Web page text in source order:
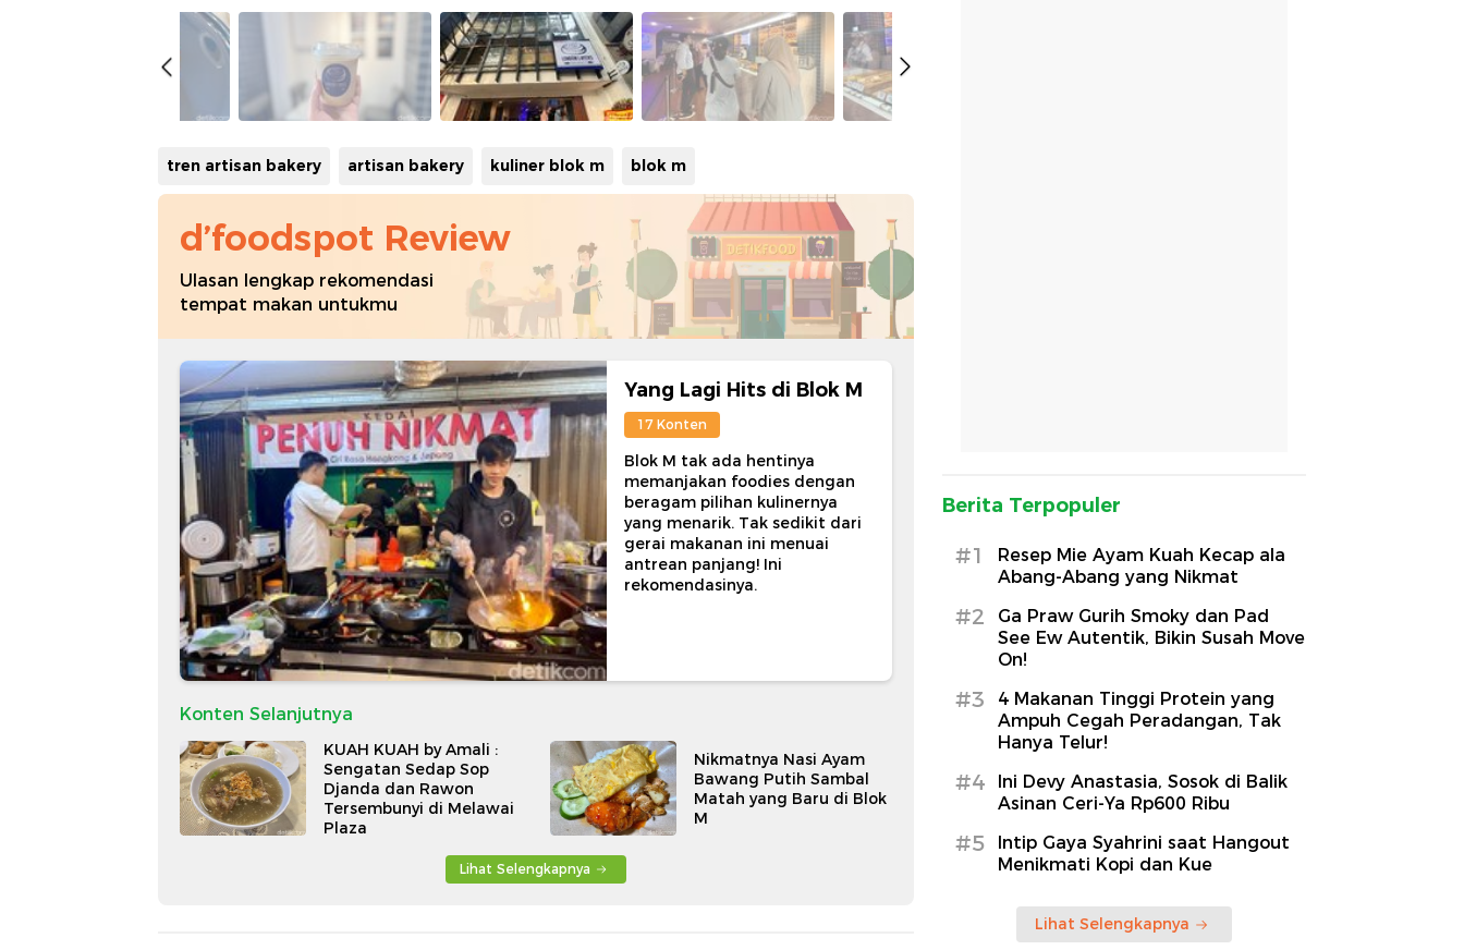
tren artisan bakery artisan bakery kuliner blok m blok m
d’foodspot Review
Ulasan lengkap rekomendasi
tempat makan untukmu
Yang Lagi Hits di Blok M
17 Konten
Blok M tak ada hentinya
memanjakan foodies dengan
beragam pilihan kulinernya
yang menarik. Tak sedikit dari
gerai makanan ini menuai
antrean panjang! Ini
rekomendasinya.
Konten Selanjutnya
KUAH KUAH by Amali :
Sengatan Sedap Sop
Djanda dan Rawon
Tersembunyi di Melawai
Plaza
Nikmatnya Nasi Ayam
Bawang Putih Sambal
Matah yang Baru di Blok
M
Lihat Selengkapnya
Berita Terpopuler
#1
Resep Mie Ayam Kuah Kecap ala
Abang-Abang yang Nikmat
#2
Ga Praw Gurih Smoky dan Pad
See Ew Autentik, Bikin Susah Move
On!
#3
4 Makanan Tinggi Protein yang
Ampuh Cegah Peradangan, Tak
Hanya Telur!
#4
Ini Devy Anastasia, Sosok di Balik
Asinan Ceri-Ya Rp600 Ribu
#5
Intip Gaya Syahrini saat Hangout
Menikmati Kopi dan Kue
Lihat Selengkapnya